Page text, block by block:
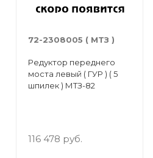
72-2308005 ( МТЗ )
Редуктор переднего
моста левый ( ГУР ) ( 5
шпилек ) МТЗ-82
116 478 руб.